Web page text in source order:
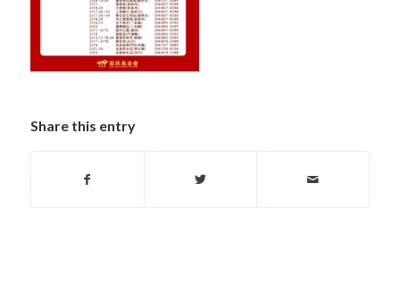
Share this entry